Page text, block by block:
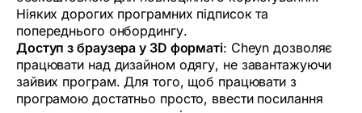
Ніяких дорогих програмних підписок та
попереднього онбордингу.
Доступ з браузера у 3D форматі: Cheyn дозволяє
працювати над дизайном одягу, не завантажуючи
зайвих програм. Для того, щоб працювати з
програмою достатньо просто, ввести посилання